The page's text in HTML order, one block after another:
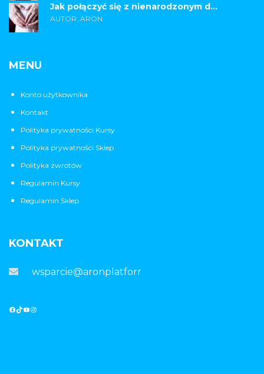
Jak połączyć się z nienarodzonym d...
AUTOR: ARON
MENU
Konto użytkownika
Kontakt
Polityka prywatności Kursy
Polityka prywatności Sklep
Polityka zwrotów
Regulamin Kursy
Regulamin Sklep
KONTAKT
wsparcie@aronplatforma.pl